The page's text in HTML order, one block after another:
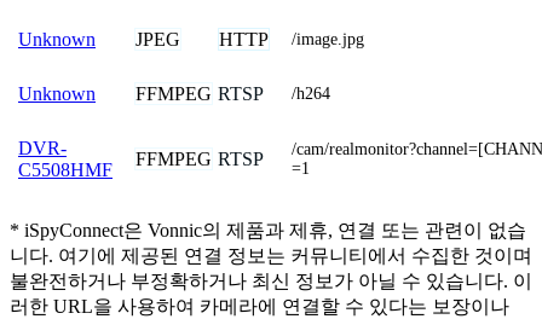
Unknown JPEG HTTP /image.jpg
Unknown FFMPEG RTSP /h264
DVR-
C5508HMF
FFMPEG RTSP
/cam/
=1
* iSpyConnect은 Vonnic의 제품과 제휴, 연결 또는 관련이 없습
니다. 여기에 제공된 연결 정보는 커뮤니티에서 수집한 것이며
불완전하거나 부정확하거나 최신 정보가 아닐 수 있습니다. 이
러한 URL을 사용하여 카메라에 연결할 수 있다는 보장이나